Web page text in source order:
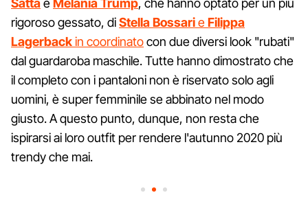
SattaeMelania Trump, che hanno optato per un più
rigoroso gessato, diStella BossarieFilippa
Lagerbackin coordinatocon due diversi look "rubati"
dal guardaroba maschile. Tutte hanno dimostrato che
il completo con i pantaloni non è riservato solo agli
uomini, è super femminile se abbinato nel modo
giusto. A questo punto, dunque, non resta che
ispirarsi ai loro outfit per rendere l'autunno 2020 più
trendy che mai.